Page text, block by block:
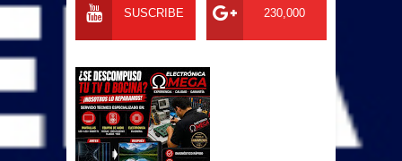
SUSCRIBE 230,000